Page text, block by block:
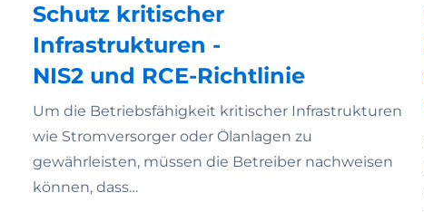
Schutz kritischer
Infrastrukturen -
NIS2 und RCE-Richtlinie
Um die Betriebsfähigkeit kritischer Infrastrukturen
wie Stromversorger oder Ölanlagen zu
gewährleisten, müssen die Betreiber nachweisen
können, dass…